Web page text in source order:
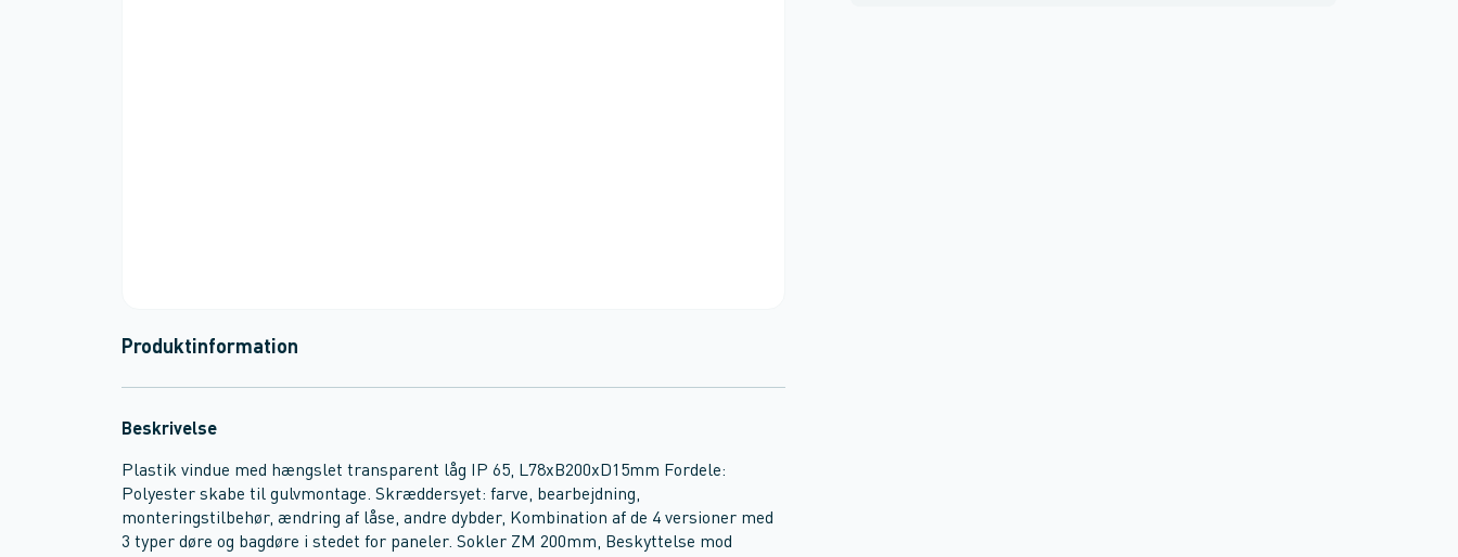
Produktinformation
Beskrivelse
Plastik vindue med hængslet transparent låg IP 65, L78xB200xD15mm Fordele:
Polyester skabe til gulvmontage. Skræddersyet: farve, bearbejdning,
monteringstilbehør, ændring af låse, andre dybder, Kombination af de 4 versioner med
3 typer døre og bagdøre i stedet for paneler. Sokler ZM 200mm, Beskyttelse mod